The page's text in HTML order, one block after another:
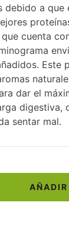
debido a que
que cuenta
Este
dar el
digestiva,
sentar mal.